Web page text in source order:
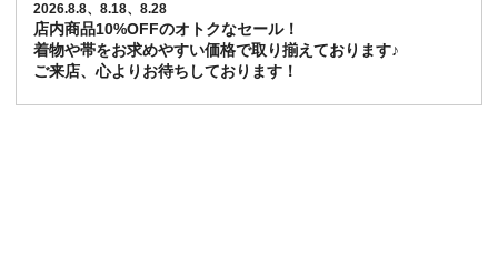
2026.8.8、8.18、8.28
店内商品10%OFFのオトクなセール！
着物や帯をお求めやすい価格で取り揃えております♪
ご来店、心よりお待ちしております！